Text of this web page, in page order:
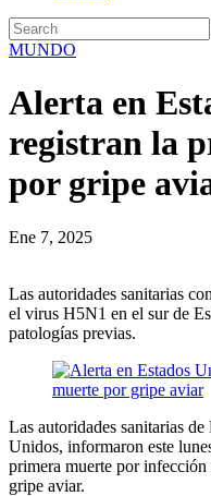
MUNDO
Alerta en
registran la
por gripe
Ene 7, 2025
Las autoridades sanitarias
el virus H5N1 en el sur de
patologías previas.
Las autoridades sanitarias
Unidos, informaron este
primera muerte por
gripe aviar.